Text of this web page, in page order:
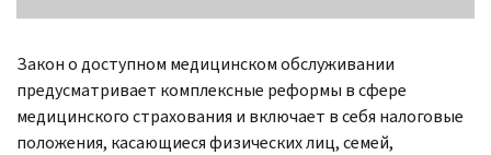
Body
Закон о доступном медицинском обслуживании
предусматривает комплексные реформы в сфере
медицинского страхования и включает в себя налоговые
положения, касающиеся физических лиц, семей,